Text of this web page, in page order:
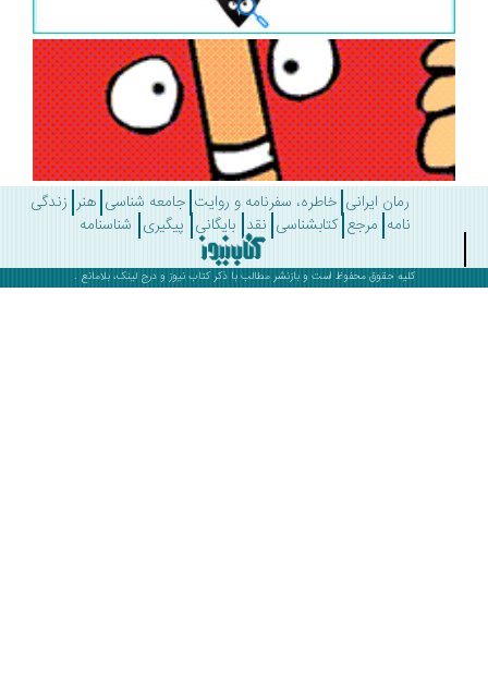
رمان ایرانی خاطره، سفرنامه و روایت جامعه شناسی هنر زندگی
مرجع کتابشناسی نقد بایگانی پیگیری شناسنامه
کلیه حقوق محفوظ است و بازنشر مطالب با ذکرکتاب نیوز و درج لینک، بلامانع .